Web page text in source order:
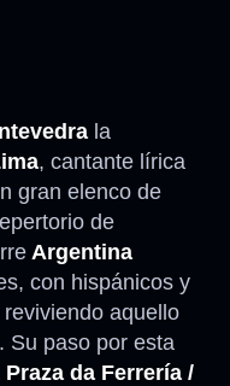
la
, cantante lírica
gran elenco de
de
Argentina
con hispánicos y
aquello
Su paso por esta
Praza da Ferrería /